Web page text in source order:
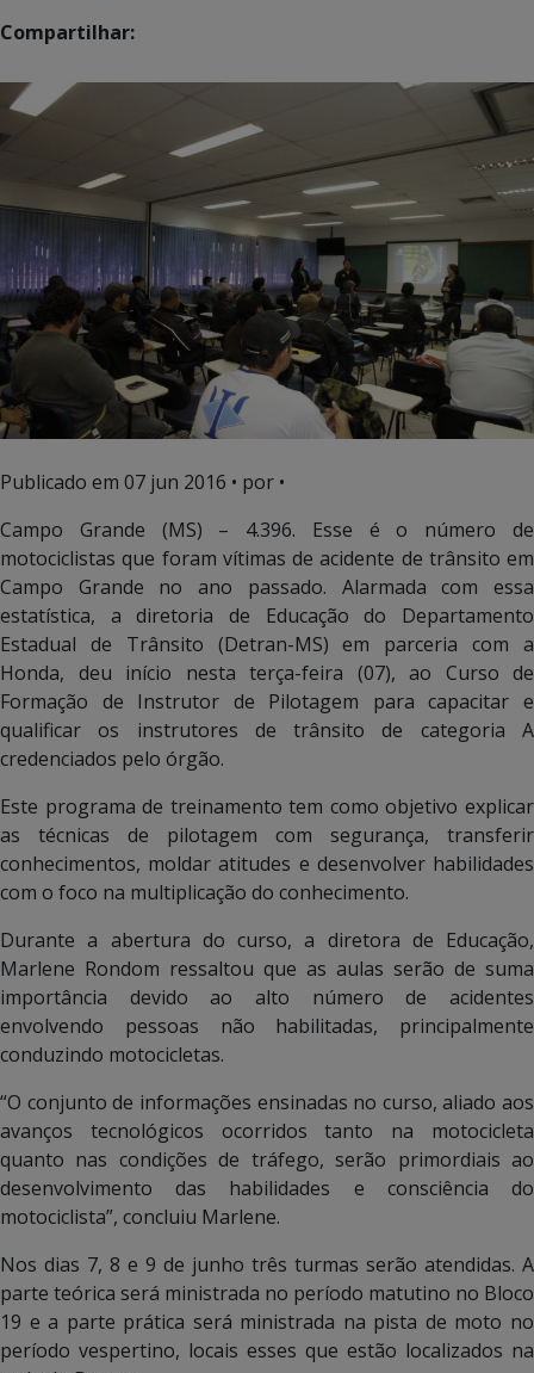
Compartilhar:
Publicado em 07 jun 2016 • por •
Campo Grande (MS) – 4.396. Esse é o número de
motociclistas que foram vítimas de acidente de trânsito em
Campo Grande no ano passado. Alarmada com essa
estatística, a diretoria de Educação do Departamento
Estadual de Trânsito (Detran-MS) em parceria com a
Honda, deu início nesta terça-feira (07), ao Curso de
Formação de Instrutor de Pilotagem para capacitar e
qualificar os instrutores de trânsito de categoria A
credenciados pelo órgão.
Este programa de treinamento tem como objetivo explicar
as técnicas de pilotagem com segurança, transferir
conhecimentos, moldar atitudes e desenvolver habilidades
com o foco na multiplicação do conhecimento.
Durante a abertura do curso, a diretora de Educação,
Marlene Rondom ressaltou que as aulas serão de suma
importância devido ao alto número de acidentes
envolvendo pessoas não habilitadas, principalmente
conduzindo motocicletas.
“O conjunto de informações ensinadas no curso, aliado aos
avanços tecnológicos ocorridos tanto na motocicleta
quanto nas condições de tráfego, serão primordiais ao
desenvolvimento das habilidades e consciência do
motociclista”, concluiu Marlene.
Nos dias 7, 8 e 9 de junho três turmas serão atendidas. A
parte teórica será ministrada no período matutino no Bloco
19 e a parte prática será ministrada na pista de moto no
período vespertino, locais esses que estão localizados na